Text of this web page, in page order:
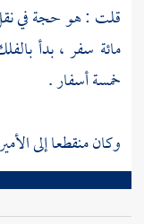
قلت : هو حجة في نقل
مائة سفر ، بدأ
خمسة أسفار .
وكان منقطعا إلى